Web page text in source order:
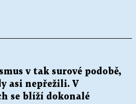
v tak surové podobě,
asi nepřežili. V
se blíží dokonalé